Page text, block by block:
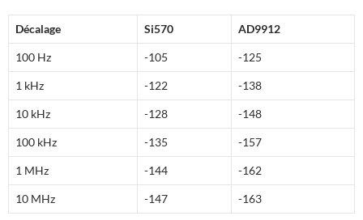
Décalage Si570 AD9912
100 Hz -105 -125
1 kHz -122 -138
10 kHz -128 -148
100 kHz -135 -157
1 MHz -144 -162
10 MHz -147 -163